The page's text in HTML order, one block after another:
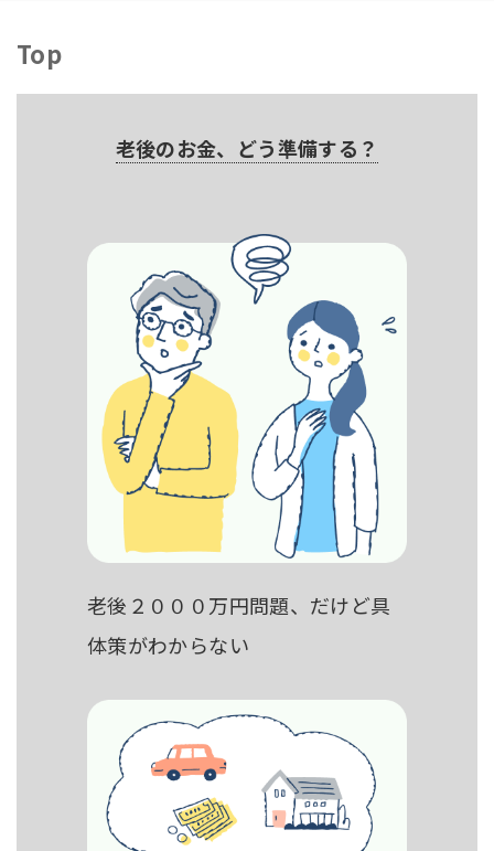
Top
老後のお金、どう準備する？
老後２０００万円問題、だけど具
体策がわからない